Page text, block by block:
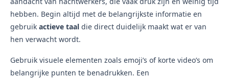
hebben. Begin altijd met de belangrijkste informatie en
gebruik actieve taal die direct duidelijk maakt wat er van
hen verwacht wordt.
Gebruik visuele elementen zoals emoji’s of korte video’s om
belangrijke punten te benadrukken. Een